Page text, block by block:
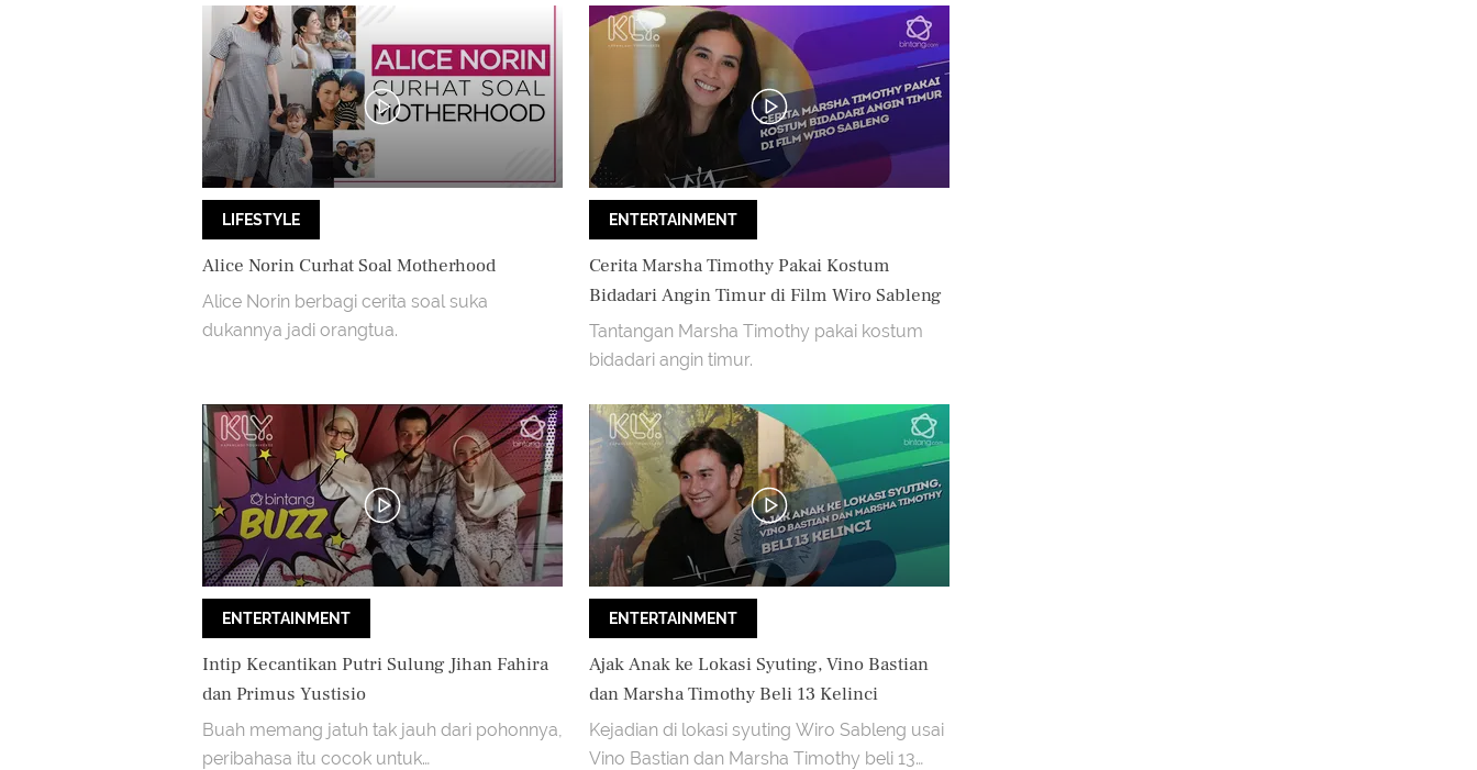
LIFESTYLE
Alice Norin Curhat Soal Motherhood
Alice Norin berbagi cerita soal suka
dukannya jadi orangtua.
ENTERTAINMENT
Cerita Marsha Timothy Pakai Kostum
Bidadari Angin Timur di Film Wiro Sableng
Tantangan Marsha Timothy pakai kostum
bidadari angin timur.
ENTERTAINMENT
Intip Kecantikan Putri Sulung Jihan Fahira
dan Primus Yustisio
Buah memang jatuh tak jauh dari pohonnya,
peribahasa itu cocok untuk
ENTERTAINMENT
Ajak Anak ke Lokasi Syuting, Vino Bastian
dan Marsha Timothy Beli 13 Kelinci
Kejadian di lokasi syuting Wiro Sableng usai
Vino Bastian dan Marsha Timothy beli 13